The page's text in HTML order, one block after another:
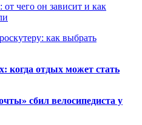
от чего он зависит и как
как выбрать
когда отдых может стать
сбил велосипедиста у